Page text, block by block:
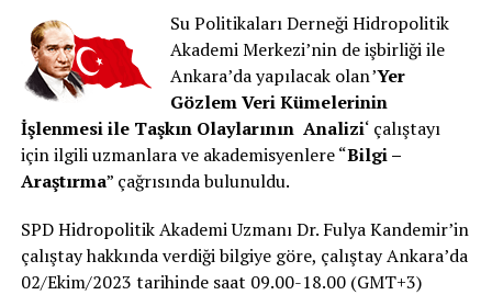
Su Politikaları Derneği Hidropolitik
Akademi Merkezi’nin de işbirliği ile
Ankara’da yapılacak olan ’Yer
Gözlem Veri Kümelerinin
İşlenmesi ile Taşkın Olaylarının Analizi‘ çalıştayı
için ilgili uzmanlara ve akademisyenlere “Bilgi –
Araştırma” çağrısında bulunuldu.
SPD Hidropolitik Akademi Uzmanı Dr. Fulya Kandemir’in
çalıştay hakkında verdiği bilgiye göre, çalıştay Ankara’da
02/Ekim/2023 tarihinde saat 09.00-18.00 (GMT+3)